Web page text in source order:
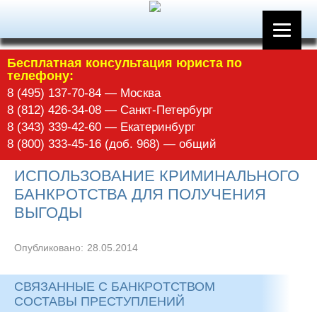
Бесплатная консультация юриста по
телефону:
8 (495) 137-70-84 — Москва
8 (812) 426-34-08 — Санкт-Петербург
8 (343) 339-42-60 — Екатеринбург
8 (800) 333-45-16 (доб. 968) — общий
ИСПОЛЬЗОВАНИЕ КРИМИНАЛЬНОГО
БАНКРОТСТВА ДЛЯ ПОЛУЧЕНИЯ
ВЫГОДЫ
Опубликовано: 28.05.2014
СВЯЗАННЫЕ С БАНКРОТСТВОМ
СОСТАВЫ ПРЕСТУПЛЕНИЙ